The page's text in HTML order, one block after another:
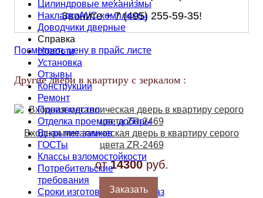
Цилиндровые механизмы
Накладки/WC-комплекты
Доводчики дверные
Справка
Новости
Установка
Отзывы
Конструкции
Ремонт
Производство
Отделка проемов, доборы
Вскрытие замков
ГОСТы
Классы взломостойкости
Потребительские
требования
Сроки изготовления на заказ
Звоните+ 7 (495) 255-59-35!
Посмотреть цену в прайс листе
Другие двери в квартиру с зеркалом :
Входная металлическая дверь в квартиру серого
цвета ZR-2469
от14300руб.
Заказать